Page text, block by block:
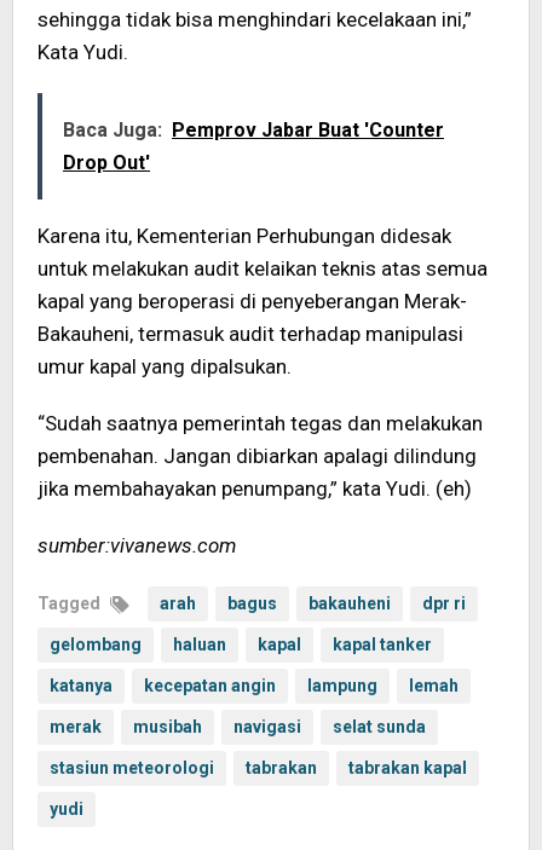
sehingga tidak bisa menghindari kecelakaan ini,”
Kata Yudi.
Baca Juga: Pemprov Jabar Buat 'Counter
Drop Out'
Karena itu, Kementerian Perhubungan didesak
untuk melakukan audit kelaikan teknis atas semua
kapal yang beroperasi di penyeberangan Merak-
Bakauheni, termasuk audit terhadap manipulasi
umur kapal yang dipalsukan.
“Sudah saatnya pemerintah tegas dan melakukan
pembenahan. Jangan dibiarkan apalagi dilindung
jika membahayakan penumpang,” kata Yudi. (eh)
sumber:vivanews.com
Tagged arah bagus bakauheni dpr ri
gelombang haluan kapal kapal tanker
katanya kecepatan angin lampung lemah
merak musibah navigasi selat sunda
stasiun meteorologi tabrakan tabrakan kapal
yudi